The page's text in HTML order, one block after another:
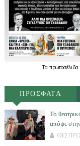
Τα πρωτοσέλιδα
ΠΡΟΣΦΑΤΑ
Το
απόψε